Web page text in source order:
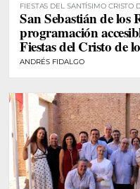
FIESTAS DEL SANTÍSIMO CRISTO
San Sebastián de los
programación
Fiestas del Cristo de
ANDRÉS FIDALGO